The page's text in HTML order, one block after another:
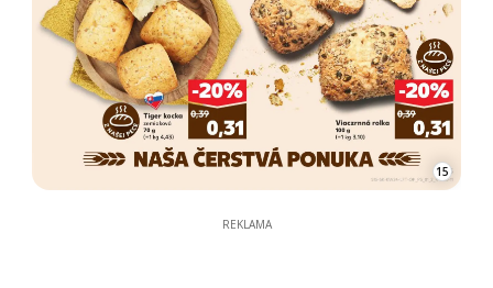
15
REKLAMA